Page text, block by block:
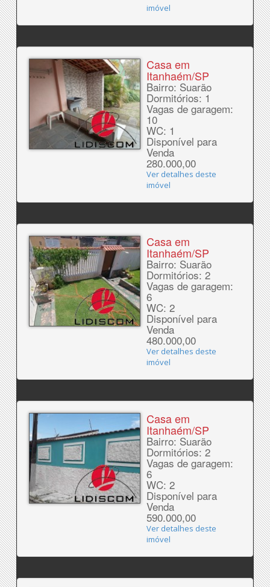
imóvel
Casa em
Itanhaém/SP
Bairro: Suarão
Dormitórios: 1
Vagas de garagem:
10
WC: 1
Disponível para
Venda
280.000,00
Ver detalhes deste
imóvel
Casa em
Itanhaém/SP
Bairro: Suarão
Dormitórios: 2
Vagas de garagem:
6
WC: 2
Disponível para
Venda
480.000,00
Ver detalhes deste
imóvel
Casa em
Itanhaém/SP
Bairro: Suarão
Dormitórios: 2
Vagas de garagem:
6
WC: 2
Disponível para
Venda
590.000,00
Ver detalhes deste
imóvel